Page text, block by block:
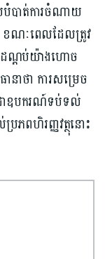
បំបាត់ការចំណាយ
ណៈពេលដែលត្រូវ
ដណ្តប់យ៉ាងហោច
នាថា ការសម្រេច
ាឧបករណ៍ទប់ទល់
រភពហិរញ្ញវត្ថុនោះ